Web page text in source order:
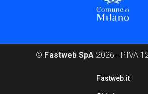
© Fastweb SpA 2026 - P.IVA
Fastweb.it